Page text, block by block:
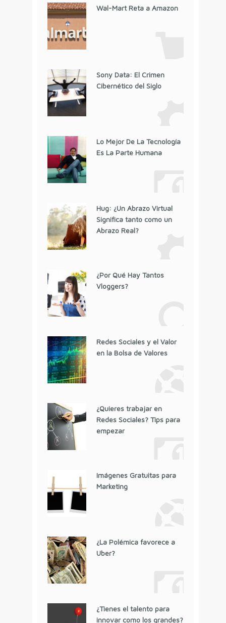
Wal-Mart Reta a Amazon
Sony Data: El Crimen
Cibernético del Siglo
Lo Mejor De La Tecnología
Es La Parte Humana
Hug: ¿Un Abrazo Virtual
Significa tanto como un
Abrazo Real?
¿Por Qué Hay Tantos
Vloggers?
Redes Sociales y el Valor
en la Bolsa de Valores
¿Quieres trabajar en
Redes Sociales? Tips para
empezar
Imágenes Gratuitas para
Marketing
¿La Polémica favorece a
Uber?
¿Tienes el talento para
innovar como los grandes?